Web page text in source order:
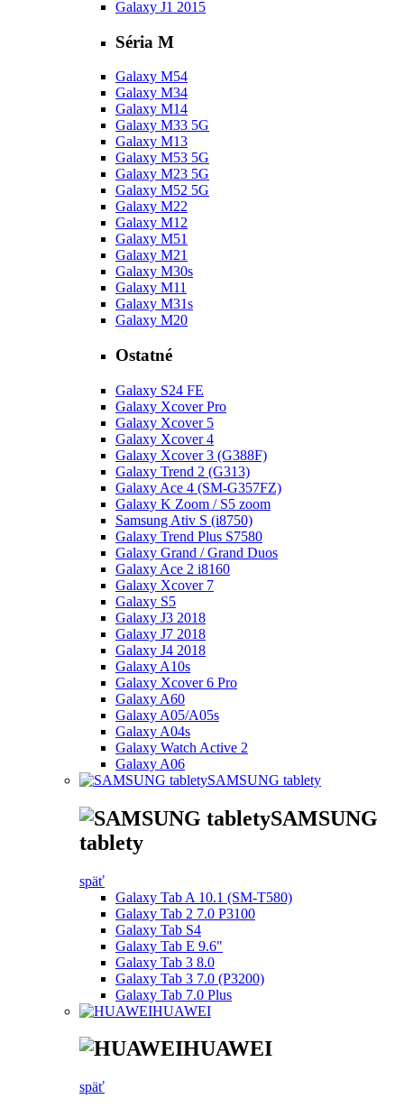
Galaxy J1 2015
Séria M
Galaxy M54
Galaxy M34
Galaxy M14
Galaxy M33 5G
Galaxy M13
Galaxy M53 5G
Galaxy M23 5G
Galaxy M52 5G
Galaxy M22
Galaxy M12
Galaxy M51
Galaxy M21
Galaxy M30s
Galaxy M11
Galaxy M31s
Galaxy M20
Ostatné
Galaxy S24 FE
Galaxy Xcover Pro
Galaxy Xcover 5
Galaxy Xcover 4
Galaxy Xcover 3 (G388F)
Galaxy Trend 2 (G313)
Galaxy Ace 4 (SM-G357FZ)
Galaxy K Zoom / S5 zoom
Samsung Ativ S (i8750)
Galaxy Trend Plus S7580
Galaxy Grand / Grand Duos
Galaxy Ace 2 i8160
Galaxy Xcover 7
Galaxy S5
Galaxy J3 2018
Galaxy J7 2018
Galaxy J4 2018
Galaxy A10s
Galaxy Xcover 6 Pro
Galaxy A60
Galaxy A05/A05s
Galaxy A04s
Galaxy Watch Active 2
Galaxy A06
SAMSUNG tablety
SAMSUNG
tablety
späť
Galaxy Tab A 10.1 (SM-T580)
Galaxy Tab 2 7.0 P3100
Galaxy Tab S4
Galaxy Tab E 9.6"
Galaxy Tab 3 8.0
Galaxy Tab 3 7.0 (P3200)
Galaxy Tab 7.0 Plus
HUAWEI
HUAWEI
späť